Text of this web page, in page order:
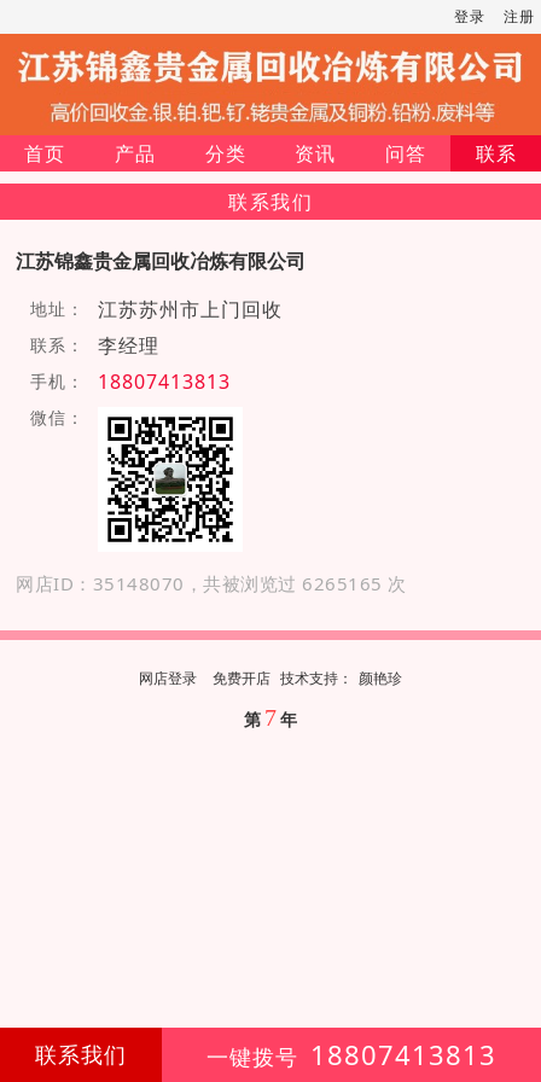
登录 注册
首页 产品 分类 资讯 问答
联系
联系我们
江苏锦鑫贵金属回收冶炼有限公司
地址： 江苏苏州市上门回收
联系： 李经理
手机： 18807413813
微信：
网店ID：35148070，共被浏览过 6265165 次
网店登录 免费开店 技术支持 ： 颜艳珍
第 7年
联系我们 一键拨号 18807413813